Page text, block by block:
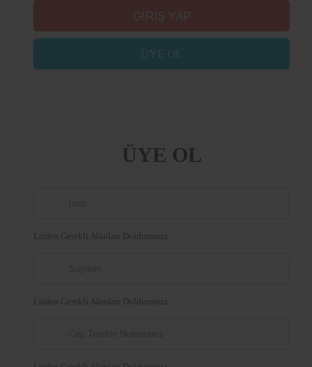
ÜYE OL
ÜYE OL
Lütfen Gerekli Alanları Doldurunuz.
Lütfen Gerekli Alanları Doldurunuz.